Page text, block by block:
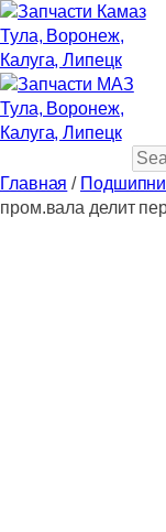
Главная /
пром.вала делит